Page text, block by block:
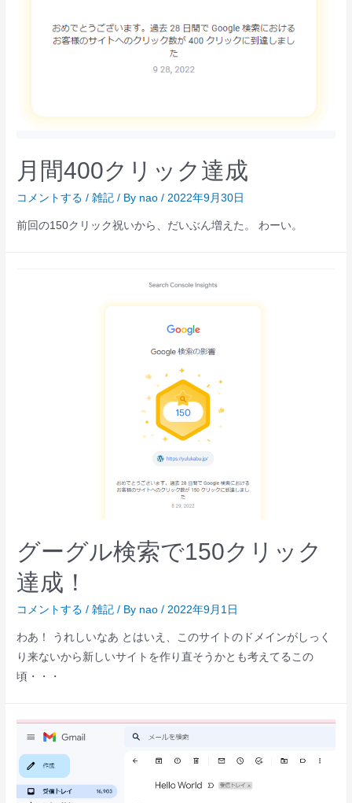
月間400クリック達成
コメントする /雑記 / By nao / 2022年9月30日
前回の150クリック祝いから、だいぶん増えた。 わーい。
グーグル検索で150クリック
達成！
コメントする /雑記 / By nao / 2022年9月1日
わあ！ うれしいなあ とはいえ、このサイトのドメインがしっく
り来ないから新しいサイトを作り直そうかとも考えてるこの
頃・・・